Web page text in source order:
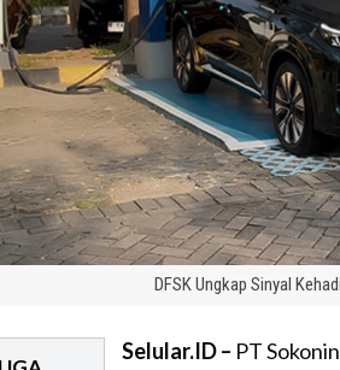
DFSK Ungkap Sinyal
Selular.ID – PT